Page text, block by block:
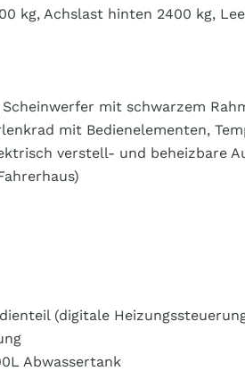
kg, Achslast hinten 2400 kg,
mit schwarzem
mit Bedienelementen,
verstell- und beheizbare
(digitale
Abwassertank